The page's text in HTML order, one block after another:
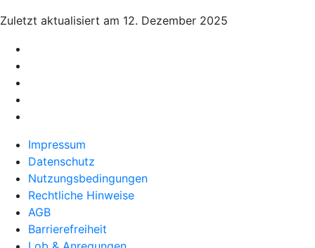
Zuletzt aktualisiert am 12. Dezember 2025
Impressum
Datenschutz
Nutzungsbedingungen
Rechtliche Hinweise
AGB
Barrierefreiheit